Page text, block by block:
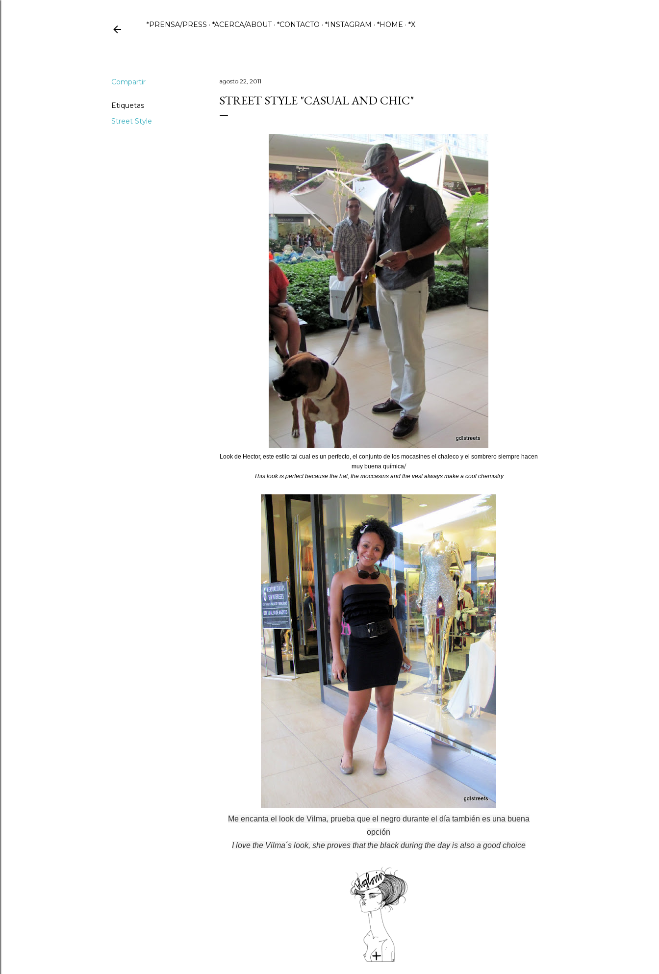
*PRENSA/PRESS *ACERCA/ABOUT *CONTACTO *INSTAGRAM *HOME *X
Compartir
Etiquetas
Street Style
agosto 22, 2011
STREET STYLE "CASUAL AND CHIC"
Look de Hector, este estilo tal cual es un perfecto, el conjunto de los mocasines el chaleco y el sombrero siempre hacen
muy buena química/
This look is perfect because the hat, the moccasins and the vest always make a cool chemistry
Me encanta el look de Vilma, prueba que el negro durante el día también es una buena
opción
I love the Vilma´s look, she proves that the black during the day is also a good choice